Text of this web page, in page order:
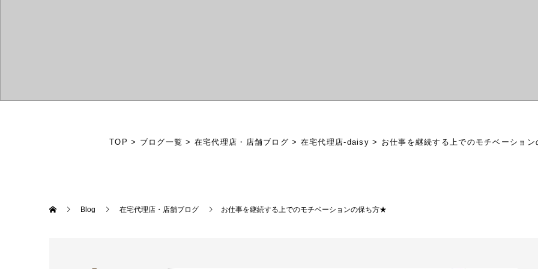
TOP > ブログ一覧 > 在宅代理店・店舗ブログ > 在宅代理店-daisy > お仕事を継続する上でのモチベーショ
Blog 在宅代理店・店舗ブログ お仕事を継続する上でのモチベーションの保ち方★